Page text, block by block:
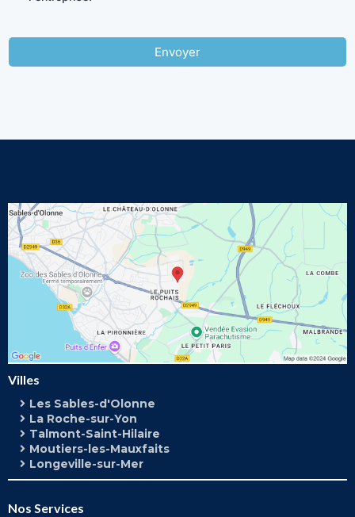
Envoyer
Villes
Les Sables-d'Olonne
La Roche-sur-Yon
Talmont-Saint-Hilaire
Moutiers-les-Mauxfaits
Longeville-sur-Mer
Nos Services